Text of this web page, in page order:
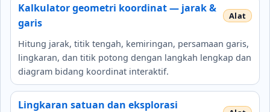
Kalkulator geometri koordinat — jarak &
garis
Hitung jarak, titik tengah, kemiringan, persamaan garis,
lingkaran, dan titik potong dengan langkah lengkap dan
diagram bidang koordinat interaktif.
Lingkaran satuan dan eksplorasi